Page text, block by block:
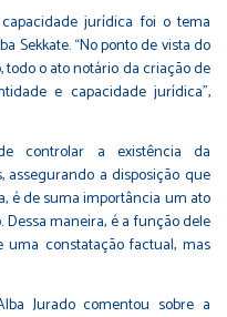
jurídica foi o tema
Sekkate. “No ponto de vista do
o ato notário da criação de
e capacidade jurídica”,
controlar a existência da
assegurando a disposição que
é de suma importância um ato
maneira, é a função dele
constatação factual, mas
Jurado comentou sobre a